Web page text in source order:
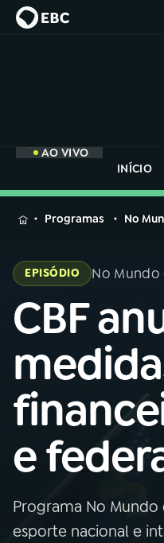
AO VIVO
INÍCIO
MENU
Buscar
Rádio
Nacional
01 INÍCIO
02A RÁDIO
03PROGRAMAÇÃO
na
Rádio
Programas No
EPISÓDIO No Mundo
CBF
e
Programa No
esporte nacional e